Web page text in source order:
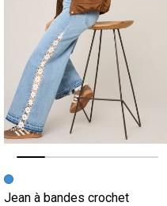
Image précédente
Image suivante
Jean à bandes crochet